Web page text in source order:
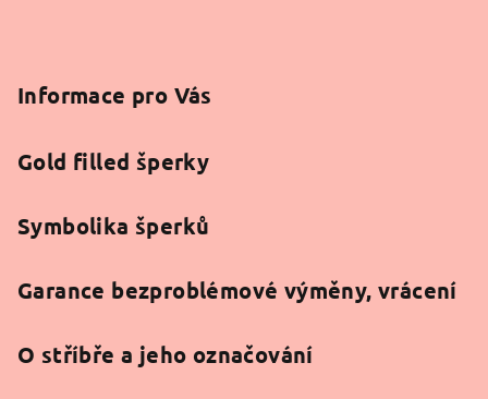
Informace pro Vás
Gold filled šperky
Symbolika šperků
Garance bezproblémové výměny, vrácení
O stříbře a jeho označování